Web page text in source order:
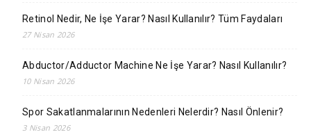
Retinol Nedir, Ne İşe Yarar? Nasıl Kullanılır? Tüm Faydaları
27 Nisan 2026
Abductor/Adductor Machine Ne İşe Yarar? Nasıl Kullanılır?
10 Nisan 2026
Spor Sakatlanmalarının Nedenleri Nelerdir? Nasıl Önlenir?
3 Nisan 2026